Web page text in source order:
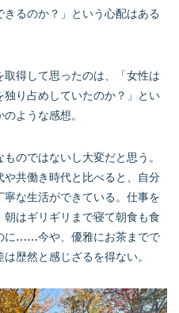
きるのか？」という心配はある
取得して思ったのは、「女性は
独り占めしていたのか？」とい
ような感想。
のではないし大変だと思う。
や共働き時代と比べると、自分
寧な生活ができている。仕事を
朝はギリギリまで寝て朝食も食
に……今や、優雅にお茶までで
歴然と感じざるを得ない。